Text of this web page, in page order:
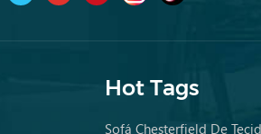
Hot Tags
Sofá Chesterfield De